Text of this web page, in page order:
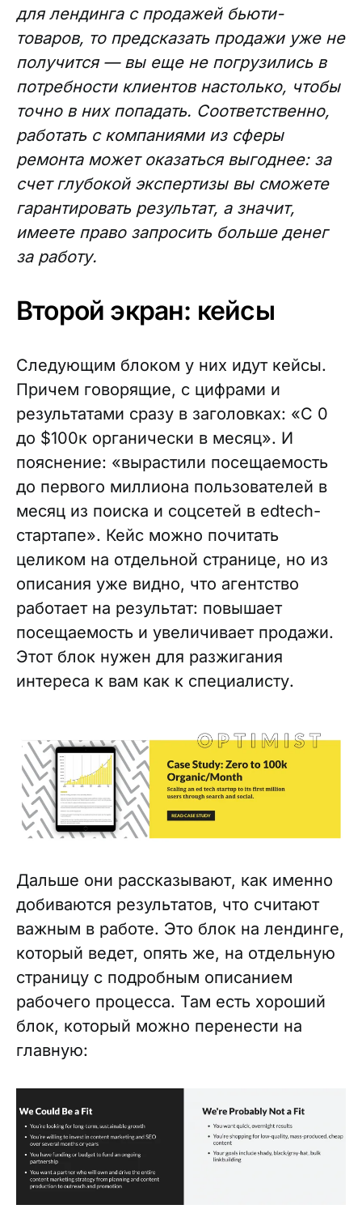
для лендинга с продажей бьюти-
товаров, то предсказать продажи уже не
получится — вы еще не погрузились в
потребности клиентов настолько, чтобы
точно в них попадать. Соответственно,
работать с компаниями из сферы
ремонта может оказаться выгоднее: за
счет глубокой экспертизы вы сможете
гарантировать результат, а значит,
имеете право запросить больше денег
за работу.
Второй экран: кейсы
Следующим блоком у них идут кейсы.
Причем говорящие, с цифрами и
результатами сразу в заголовках: «С 0
до $100к органически в месяц». И
пояснение: «вырастили посещаемость
до первого миллиона пользователей в
месяц из поиска и соцсетей в edtech-
стартапе». Кейс можно почитать
целиком на отдельной странице, но из
описания уже видно, что агентство
работает на результат: повышает
посещаемость и увеличивает продажи.
Этот блок нужен для разжигания
интереса к вам как к специалисту.
Дальше они рассказывают, как именно
добиваются результатов, что считают
важным в работе. Это блок на лендинге,
который ведет, опять же, на отдельную
страницу с подробным описанием
рабочего процесса. Там есть хороший
блок, который можно перенести на
главную: